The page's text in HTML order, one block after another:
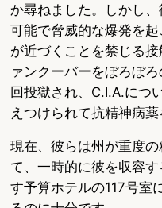
o
n
y
か尋ねました。しかし
可能で脅威的な爆発を
が近づくことを禁じる
ァンクーバーをぼろぼ
回投獄され、C.I.A.につ
えつけられて抗精神病薬
現在、彼らは州が重度
て、一時的に彼を収容
す予算ホテルの117号室